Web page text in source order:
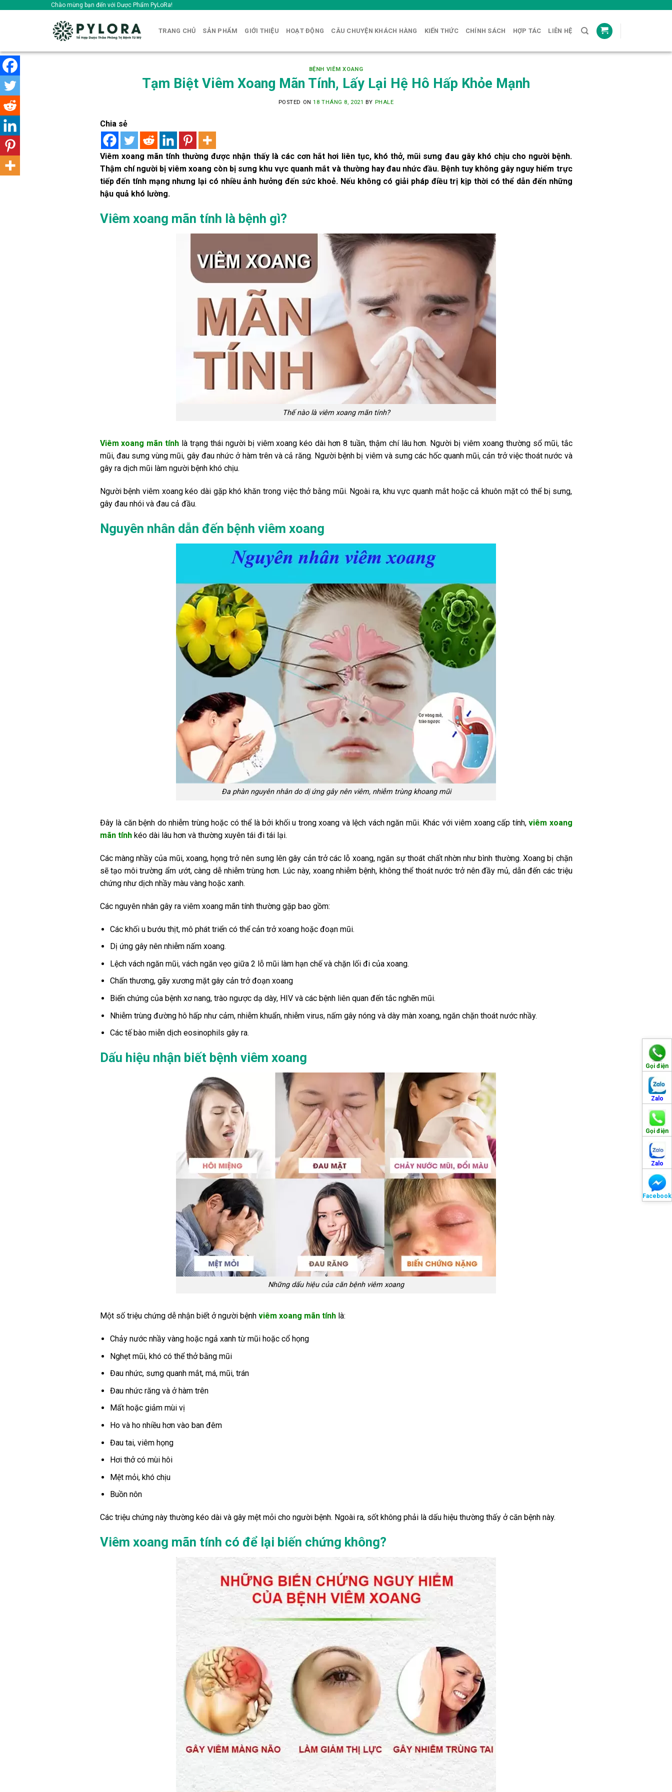
Chào mừng bạn đến với Dược Phẩm PyLoRa!
TRANG CHỦ SẢN PHẨM GIỚI THIỆU HOẠT ĐỘNG CÂU CHUYỆN KHÁCH HÀNG KIẾN THỨC CHÍNH SÁCH HỢP TÁC LIÊN HỆ
Gọi điện
Zalo
Gọi điện
Zalo
Facebook
BỆNH VIÊM XOANG
Tạm Biệt Viêm Xoang Mãn Tính, Lấy Lại Hệ Hô Hấp Khỏe Mạnh
POSTED ON18 THÁNG 8, 2021 BY PHALE
Chia sẻ
Viêm xoang mãn tính thường được nhận thấy là các cơn hắt hơi liên tục, khó thở, mũi sưng đau gây khó chịu cho người bệnh.
Thậm chí người bị viêm xoang còn bị sưng khu vực quanh mắt và thường hay đau nhức đầu. Bệnh tuy không gây nguy hiểm trực
tiếp đến tính mạng nhưng lại có nhiều ảnh hưởng đến sức khoẻ. Nếu không có giải pháp điều trị kịp thời có thể dẫn đến những
hậu quả khó lường.
Viêm xoang mãn tính là bệnh gì?
Thế nào là viêm xoang mãn tính?
Viêm xoang mãn tính là trạng thái người bị viêm xoang kéo dài hơn 8 tuần, thậm chí lâu hơn. Người bị viêm xoang thường sổ mũi, tắc
mũi, đau sưng vùng mũi, gây đau nhức ở hàm trên và cả răng. Người bệnh bị viêm và sưng các hốc quanh mũi, cản trở việc thoát nước và
gây ra dịch mũi làm người bệnh khó chịu.
Người bệnh viêm xoang kéo dài gặp khó khăn trong việc thở bằng mũi. Ngoài ra, khu vực quanh mắt hoặc cả khuôn mặt có thể bị sưng,
gây đau nhói và đau cả đầu.
Nguyên nhân dẫn đến bệnh viêm xoang
Đa phàn nguyên nhân do dị ứng gây nên viêm, nhiễm trùng khoang mũi
Đây là căn bệnh do nhiễm trùng hoặc có thể là bởi khối u trong xoang và lệch vách ngăn mũi. Khác với viêm xoang cấp tính, viêm xoang
mãn tínhkéo dài lâu hơn và thường xuyên tái đi tái lại.
Các màng nhầy của mũi, xoang, họng trở nên sưng lên gây cản trở các lỗ xoang, ngăn sự thoát chất nhờn như bình thường. Xoang bị chặn
sẽ tạo môi trường ẩm ướt, càng dễ nhiễm trùng hơn. Lúc này, xoang nhiễm bệnh, không thể thoát nước trở nên đầy mủ, dẫn đến các triệu
chứng như dịch nhầy màu vàng hoặc xanh.
Các nguyên nhân gây ra viêm xoang mãn tính thường gặp bao gồm:
Các khối u bướu thịt, mô phát triển có thể cản trở xoang hoặc đoạn mũi.
Dị ứng gây nên nhiễm nấm xoang.
Lệch vách ngăn mũi, vách ngăn vẹo giữa 2 lỗ mũi làm hạn chế và chặn lối đi của xoang.
Chấn thương, gãy xương mặt gây cản trở đoạn xoang
Biến chứng của bệnh xơ nang, trào ngược dạ dày, HIV và các bệnh liên quan đến tắc nghẽn mũi.
Nhiễm trùng đường hô hấp như cảm, nhiễm khuẩn, nhiễm virus, nấm gây nóng và dày màn xoang, ngăn chặn thoát nước nhầy.
Các tế bào miễn dịch eosinophils gây ra.
Dấu hiệu nhận biết bệnh viêm xoang
Những dấu hiệu của căn bệnh viêm xoang
Một số triệu chứng dễ nhận biết ở người bệnh viêm xoang mãn tínhlà:
Chảy nước nhầy vàng hoặc ngả xanh từ mũi hoặc cổ họng
Nghẹt mũi, khó có thể thở bằng mũi
Đau nhức, sưng quanh mắt, má, mũi, trán
Đau nhức răng và ở hàm trên
Mất hoặc giảm mùi vị
Ho và ho nhiều hơn vào ban đêm
Đau tai, viêm họng
Hơi thở có mùi hôi
Mệt mỏi, khó chịu
Buồn nôn
Các triệu chứng này thường kéo dài và gây mệt mỏi cho người bệnh. Ngoài ra, sốt không phải là dấu hiệu thường thấy ở căn bệnh này.
Viêm xoang mãn tính có để lại biến chứng không?